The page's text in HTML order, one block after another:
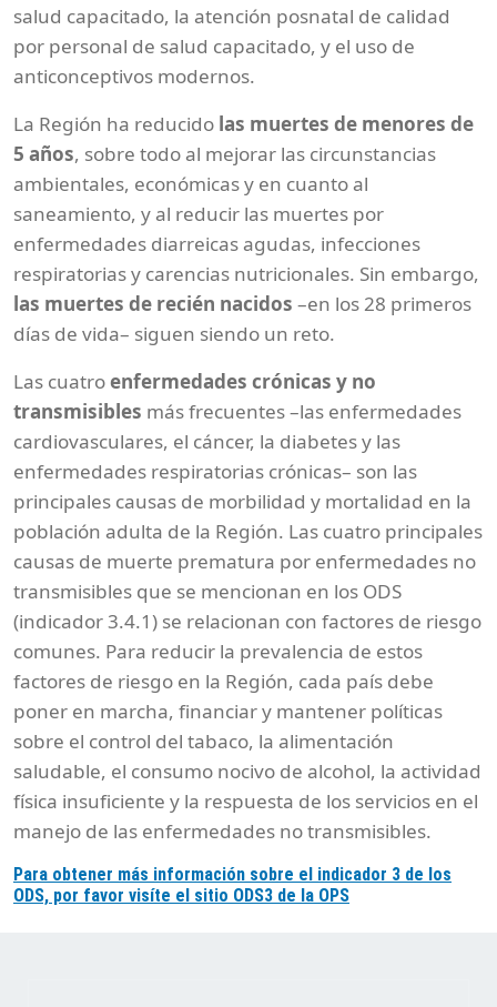
salud capacitado, la atención posnatal de calidad
por personal de salud capacitado, y el uso de
anticonceptivos modernos.
La Región ha reducido las muertes de menores de
5 años, sobre todo al mejorar las circunstancias
ambientales, económicas y en cuanto al
saneamiento, y al reducir las muertes por
enfermedades diarreicas agudas, infecciones
respiratorias y carencias nutricionales. Sin embargo,
las muertes de recién nacidos –en los 28 primeros
días de vida– siguen siendo un reto.
Las cuatroenfermedades crónicas y no
transmisibles más frecuentes –las enfermedades
cardiovasculares, el cáncer, la diabetes y las
enfermedades respiratorias crónicas– son las
principales causas de morbilidad y mortalidad en la
población adulta de la Región. Las cuatro principales
causas de muerte prematura por enfermedades no
transmisibles que se mencionan en los ODS
(indicador 3.4.1) se relacionan con factores de riesgo
comunes. Para reducir la prevalencia de estos
factores de riesgo en la Región, cada país debe
poner en marcha, financiar y mantener políticas
sobre el control del tabaco, la alimentación
saludable, el consumo nocivo de alcohol, la actividad
física insuficiente y la respuesta de los servicios en el
manejo de las enfermedades no transmisibles.
Para obtener más información sobre el indicador 3 de los
ODS, por favor visíte el sitio ODS3 de la OPS